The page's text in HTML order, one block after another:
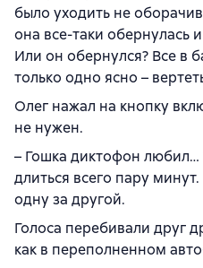
было уходить не
она все-таки обернулась
Или он обернулся? Все в
только одно ясно –
Олег нажал на кнопку
не нужен.
– Гошка диктофон
длиться всего пару
одну за другой.
Голоса перебивали друг
как в переполненном